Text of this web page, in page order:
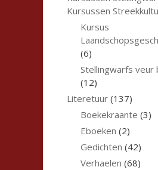
Kursussen
Kursus
(6)
Stellingwarfs veur
(12)
Literetuur (137)
Boekekraante (3)
Eboeken (2)
Gedichten (42)
Verhaelen (68)